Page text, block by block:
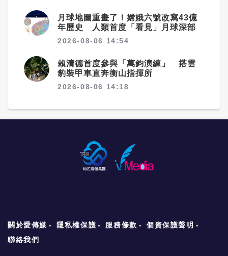
月球地圖重畫了！嫦娥六號改寫43億
年歷史 人類首度「看見」月球深部
2026-08-06 14:54
賴清德首度參與「萬鈞演練」 搭雲
豹裝甲車直奔衡山指揮所
2026-08-06 14:18
關於愛傳媒 隱私權保護 服務條款
個資保護聲明
聯絡我們